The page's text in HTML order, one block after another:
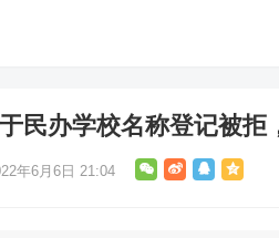
民办学校名称登记被拒
年6月6日 21:04